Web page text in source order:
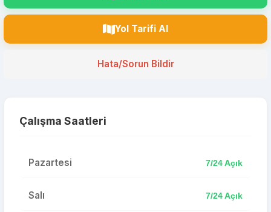
Yol Tarifi Al
Hata/Sorun Bildir
Çalışma Saatleri
Pazartesi 7/24 Açık
Salı 7/24 Açık